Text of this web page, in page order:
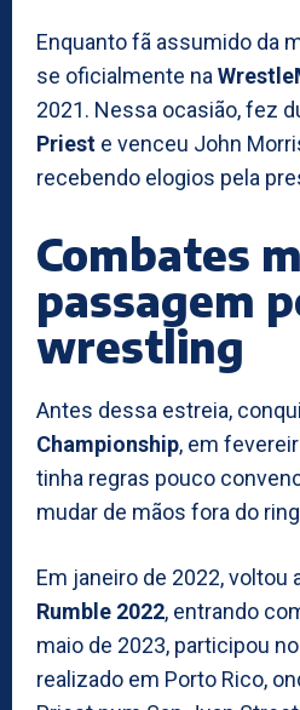
Enquanto fã assumido da
se oficialmente na
2021. Nessa ocasião, fez
Priest e venceu John
recebendo elogios pela
Combates
passagem
wrestling
Antes dessa estreia,
Championship, em
tinha regras pouco
mudar de mãos fora do
Em janeiro de 2022, voltou
Rumble 2022, entrando
maio de 2023, participou
realizado em Porto Rico,